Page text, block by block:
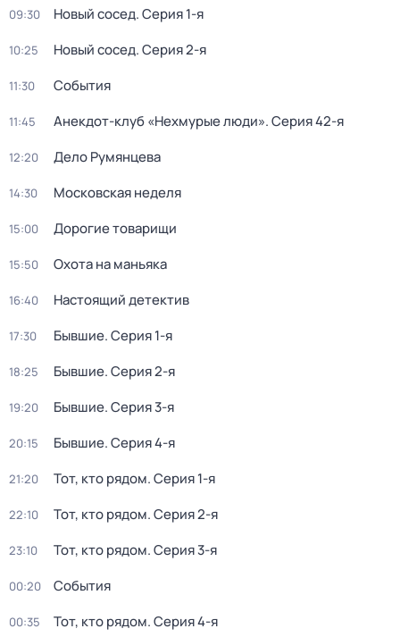
09:30 Новый сосед. Серия 1-я
10:25 Новый сосед. Серия 2-я
11:30 События
11:45 Анекдот-клуб «Нехмурые люди». Серия 42-я
12:20 Дело Румянцева
14:30 Московская неделя
15:00 Дорогие товарищи
15:50 Охота на маньяка
16:40 Настоящий детектив
17:30 Бывшие. Серия 1-я
18:25 Бывшие. Серия 2-я
19:20 Бывшие. Серия 3-я
20:15 Бывшие. Серия 4-я
21:20 Тот, кто рядом. Серия 1-я
22:10 Тот, кто рядом. Серия 2-я
23:10 Тот, кто рядом. Серия 3-я
00:20 События
00:35 Тот, кто рядом. Серия 4-я